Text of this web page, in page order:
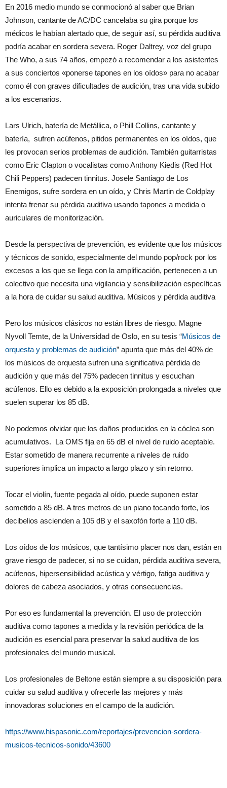
En 2016 medio mundo se conmocionó al saber que Brian
Johnson, cantante de AC/DC cancelaba su gira porque los
médicos le habían alertado que, de seguir así, su pérdida auditiva
podría acabar en sordera severa. Roger Daltrey, voz del grupo
The Who, a sus 74 años, empezó a recomendar a los asistentes
a sus conciertos «ponerse tapones en los oídos» para no acabar
como él con graves dificultades de audición, tras una vida subido
a los escenarios.
Lars Ulrich, batería de Metállica, o Phill Collins, cantante y
batería, sufren acúfenos, pitidos permanentes en los oídos, que
les provocan serios problemas de audición. También guitarristas
como Eric Clapton o vocalistas como Anthony Kiedis (Red Hot
Chili Peppers) padecen tinnitus. Josele Santiago de Los
Enemigos, sufre sordera en un oído, y Chris Martin de Coldplay
intenta frenar su pérdida auditiva usando tapones a medida o
auriculares de monitorización.
Desde la perspectiva de prevención, es evidente que los músicos
y técnicos de sonido, especialmente del mundo pop/rock por los
excesos a los que se llega con la amplificación, pertenecen a un
colectivo que necesita una vigilancia y sensibilización específicas
a la hora de cuidar su salud auditiva. Músicos y pérdida auditiva
Pero los músicos clásicos no están libres de riesgo. Magne
Nyvoll Temte, de la Universidad de Oslo, en su tesis “Músicos de
orquesta y problemas de audición” apunta que más del 40% de
los músicos de orquesta sufren una significativa pérdida de
audición y que más del 75% padecen tinnitus y escuchan
acúfenos. Ello es debido a la exposición prolongada a niveles que
suelen superar los 85 dB.
No podemos olvidar que los daños producidos en la cóclea son
acumulativos. La OMS fija en 65 dB el nivel de ruido aceptable.
Estar sometido de manera recurrente a niveles de ruido
superiores implica un impacto a largo plazo y sin retorno.
Tocar el violín, fuente pegada al oído, puede suponen estar
sometido a 85 dB. A tres metros de un piano tocando forte, los
decibelios ascienden a 105 dB y el saxofón forte a 110 dB.
Los oídos de los músicos, que tantísimo placer nos dan, están en
grave riesgo de padecer, si no se cuidan, pérdida auditiva severa,
acúfenos, hipersensibilidad acústica y vértigo, fatiga auditiva y
dolores de cabeza asociados, y otras consecuencias.
Por eso es fundamental la prevención. El uso de protección
auditiva como tapones a medida y la revisión periódica de la
audición es esencial para preservar la salud auditiva de los
profesionales del mundo musical.
Los profesionales de Beltone están siempre a su disposición para
cuidar su salud auditiva y ofrecerle las mejores y más
innovadoras soluciones en el campo de la audición.
https://www.hispasonic.com/reportajes/prevencion-sordera-
musicos-tecnicos-sonido/43600